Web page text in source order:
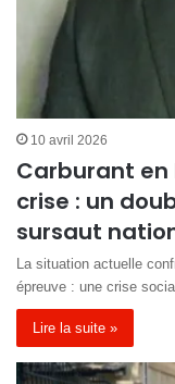
10 avril 2026
Carburant en
crise : un
sursaut
La situation actuelle
épreuve : une crise
Lire la suite »